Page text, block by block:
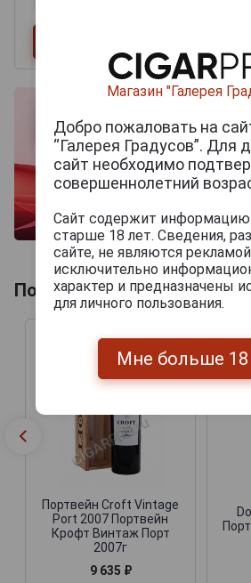
Похожие Портвейны
Портвейн Croft Vintage
Port 2007 Портвейн
Крофт Винтаж Порт
2007г
9 635 ₽
Магазин "Галерея
Добро пожаловать на
“Галерея Градусов”. Для
сайт необходимо
совершеннолетний
Сайт содержит информацию
старше 18 лет. Сведения,
сайте, не являются
исключительно
характер и предназначены
для личного пользования.
Мне больше 18